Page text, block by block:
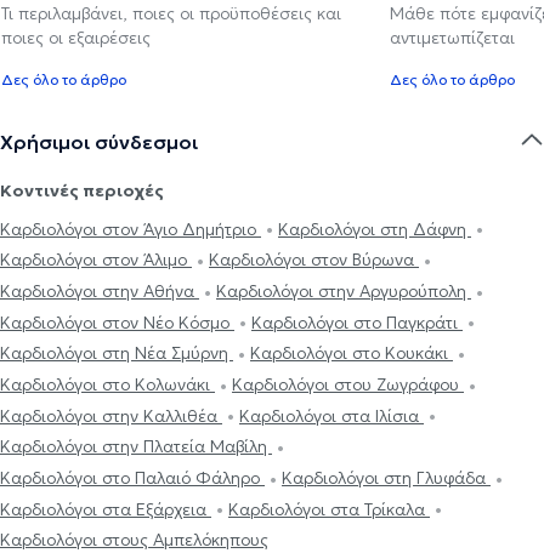
Τι περιλαμβάνει, ποιες οι προϋποθέσεις και
ποιες οι εξαιρέσεις
Δες όλο το άρθρο
Μάθε πότε
αντιμετωπίζεται
Δες όλο το άρθρο
Χρήσιμοι σύνδεσμοι
Κοντινές περιοχές
Καρδιολόγοι στον Άγιο Δημήτριο
Καρδιολόγοι στη Δάφνη
Καρδιολόγοι στον Άλιμο
Καρδιολόγοι στον Βύρωνα
Καρδιολόγοι στην Αθήνα
Καρδιολόγοι στην Αργυρούπολη
Καρδιολόγοι στον Νέο Κόσμο
Καρδιολόγοι στο Παγκράτι
Καρδιολόγοι στη Νέα Σμύρνη
Καρδιολόγοι στο Κουκάκι
Καρδιολόγοι στο Κολωνάκι
Καρδιολόγοι στου Ζωγράφου
Καρδιολόγοι στην Καλλιθέα
Καρδιολόγοι στα Ιλίσια
Καρδιολόγοι στην Πλατεία Μαβίλη
Καρδιολόγοι στο Παλαιό Φάληρο
Καρδιολόγοι στη Γλυφάδα
Καρδιολόγοι στα Εξάρχεια
Καρδιολόγοι στα Τρίκαλα
Καρδιολόγοι στους Αμπελόκηπους